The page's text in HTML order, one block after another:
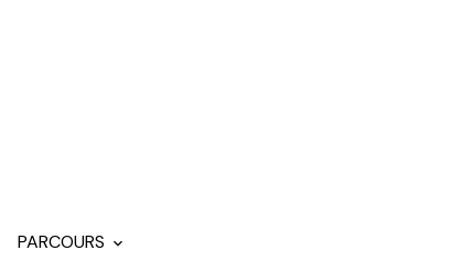
PARCOURS